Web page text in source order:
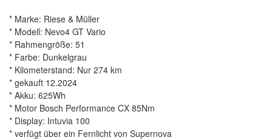
* Marke: Riese & Müller
* Modell: Nevo4 GT Vario
* Rahmengröße: 51
* Farbe: Dunkelgrau
* Kilometerstand: Nur 274 km
* gekauft 12.2024
* Akku: 625Wh
* Motor Bosch Performance CX 85Nm
* Display: Intuvia 100
* verfügt über ein Fernlicht von Supernova